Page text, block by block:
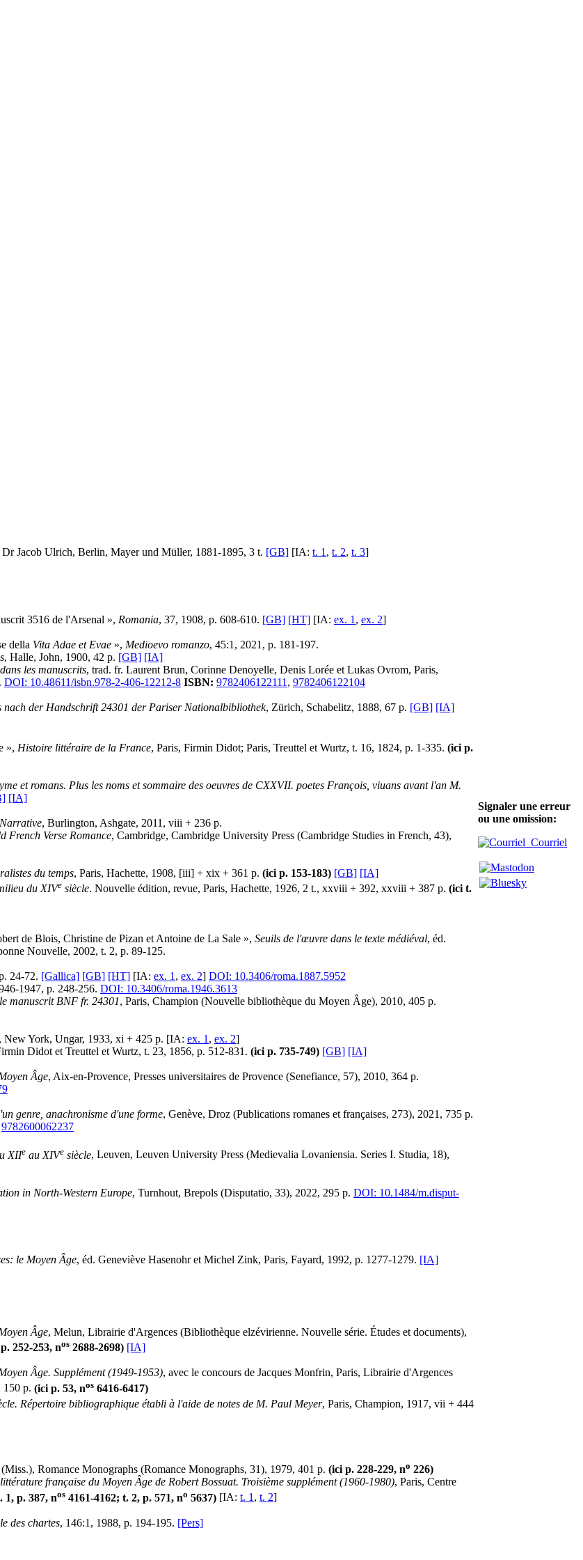
Dr Jacob Ulrich, Berlin, Mayer und Müller, 1881-1895, 3 t. [GB] [IA: t. 1 , t. 2, t. 3]
3516 de l'Arsenal », Romania, 37, 1908, p. 608-610. [GB] [HT] [IA: ex. 1 , ex. 2]
della Vita Adae et Evae », Medioevo romanzo, 45:1, 2021, p. 181-197.
, Halle, John, 1900, 42 p. [GB] [IA]
les manuscrits, trad. fr. Laurent Brun, Corinne Denoyelle, Denis Lorée et Lukas Ovrom, Paris,
DOI: 10.48611/isbn.978-2-406-12212-8 ISBN: 9782406122111 , 9782406122104
der Handschrift 24301 der Pariser Nationalbibliothek, Zürich, Schabelitz, 1888, 67 p. [GB] [IA]
», Histoire littéraire de la France, Paris, Firmin Didot; Paris, Treuttel et Wurtz, t. 16, 1824, p. 1-335. (ici p.
et romans. Plus les noms et sommaire des oeuvres de CXXVII. poetes François, viuans avant l'an M.
[IA]
, Burlington, Ashgate, 2011, viii + 236 p.
French Verse Romance, Cambridge, Cambridge University Press (Cambridge Studies in French, 43),
du temps, Paris, Hachette, 1908, [iii] + xix + 361 p. (ici p. 153-183) [GB] [IA]
du XIVe siècle. Nouvelle édition, revue, Paris, Hachette, 1926, 2 t., xxviii + 392, xxviii + 387 p. (ici t.
de Blois, Christine de Pizan et Antoine de La Sale », Seuils de l'œuvre dans le texte médiéval, éd.
Nouvelle, 2002, t. 2, p. 89-125.
24-72. [Gallica] [GB] [HT] [IA: ex. 1 , ex. 2] DOI: 10.3406/roma.1887.5952
1947, p. 248-256. DOI: 10.3406/roma.1946.3613
manuscrit BNF fr. 24301, Paris, Champion (Nouvelle bibliothèque du Moyen Âge), 2010, 405 p.
, New York, Ungar, 1933, xi + 425 p. [IA: ex. 1 , ex. 2]
Didot et Treuttel et Wurtz, t. 23, 1856, p. 512-831. (ici p. 735-749) [GB] [IA]
Âge, Aix-en-Provence, Presses universitaires de Provence (Senefiance, 57), 2010, 364 p.
genre, anachronisme d'une forme, Genève, Droz (Publications romanes et françaises, 273), 2021, 735 p.
9782600062237
XIIe au XIVe siècle, Leuven, Leuven University Press (Medievalia Lovaniensia. Series I. Studia, 18),
in North-Western Europe, Turnhout, Brepols (Disputatio, 33), 2022, 295 p. DOI: 10.1484/m.disput-
le Moyen Âge, éd. Geneviève Hasenohr et Michel Zink, Paris, Fayard, 1992, p. 1277-1279. [IA]
Âge, Melun, Librairie d'Argences (Bibliothèque elzévirienne. Nouvelle série. Études et documents),
252-253, nos 2688-2698) [IA]
Âge. Supplément (1949-1953), avec le concours de Jacques Monfrin, Paris, Librairie d'Argences
150 p. (ici p. 53, nos 6416-6417)
Répertoire bibliographique établi à l'aide de notes de M. Paul Meyer, Paris, Champion, 1917, vii + 444
Romance Monographs (Romance Monographs, 31), 1979, 401 p. (ici p. 228-229, no 226)
française du Moyen Âge de Robert Bossuat. Troisième supplément (1960-1980), Paris, Centre
1, p. 387, nos 4161-4162; t. 2, p. 571, no 5637) [IA: t. 1, t. 2]
des chartes, 146:1, 1988, p. 194-195. [Pers]
Signaler une erreur
ou une omission:
Courriel